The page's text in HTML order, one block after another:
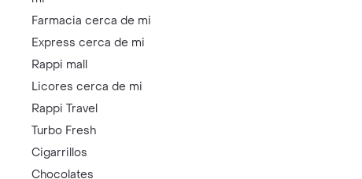
Farmacia cerca de mi
Express cerca de mi
Rappi mall
Licores cerca de mi
Rappi Travel
Turbo Fresh
Cigarrillos
Chocolates